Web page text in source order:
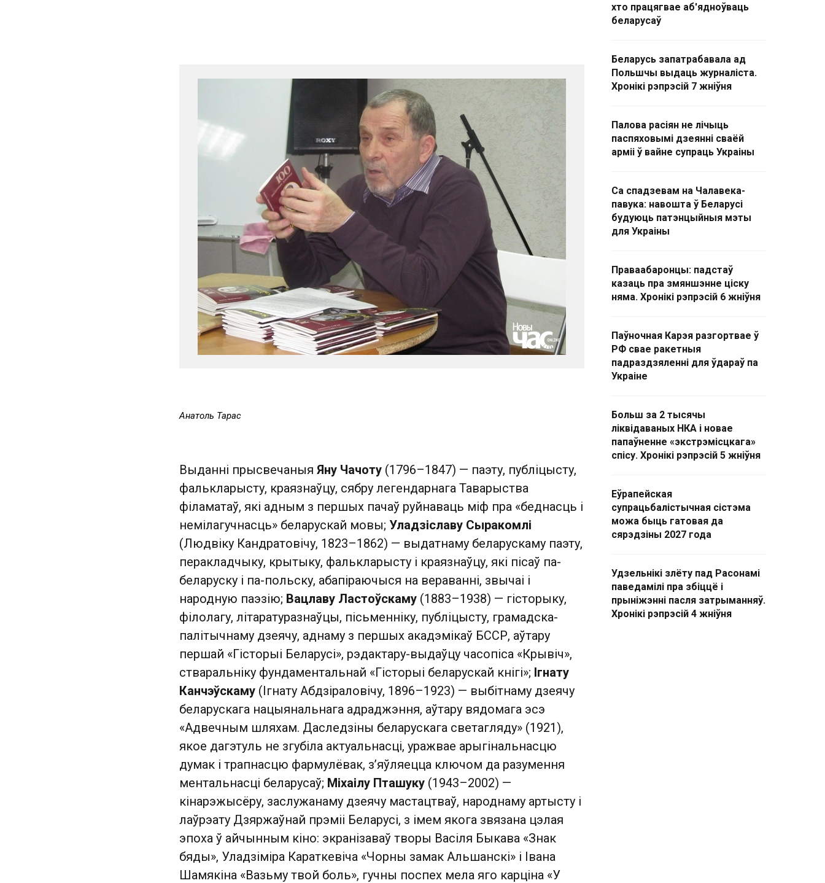
Анатоль Тарас
Выданні прысвечаныя Яну Чачоту (1796–1847) — паэту, публіцысту,
фалькларысту, краязнаўцу, сябру легендарнага Таварыства
філаматаў, які адным з першых пачаў руйнаваць міф пра «беднасць і
немілагучнасць» беларускай мовы; Уладзіславу Сыракомлі
(Людвіку Кандратовічу, 1823–1862) — выдатнаму беларускаму паэту,
перакладчыку, крытыку, фалькларысту і краязнаўцу, які пісаў па-
беларуску і па-польску, абапіраючыся на вераванні, звычаі і
народную паэзію; Вацлаву Ластоўскаму (1883–1938) — гісторыку,
філолагу, літаратуразнаўцы, пісьменніку, публіцысту, грамадска-
палітычнаму дзеячу, аднаму з першых акадэмікаў БССР, аўтару
першай «Гісторыі Беларусі», рэдактару-выдаўцу часопіса «Крывіч»,
стваральніку фундаментальнай «Гісторыі беларускай кнігі»; Ігнату
Канчэўскаму (Ігнату Абдзіраловічу, 1896–1923) — выбітнаму дзеячу
беларускага нацыянальнага адраджэння, аўтару вядомага эсэ
«Адвечным шляхам. Даследзіны беларускага светагляду» (1921),
якое дагэтуль не згубіла актуальнасці, уражвае арыгінальнасцю
думак і трапнасцю фармулёвак, з’яўляецца ключом да разумення
ментальнасці беларусаў; Міхаілу Пташуку (1943–2002) —
кінарэжысёру, заслужанаму дзеячу мастацтваў, народнаму артысту і
лаўрэату Дзяржаўнай прэміі Беларусі, з імем якога звязана цэлая
эпоха ў айчынным кіно: экранізаваў творы Васіля Быкава «Знак
бяды», Уладзіміра Караткевіча «Чорны замак Альшанскі» і Івана
Шамякіна «Вазьму твой боль», гучны поспех мела яго карціна «У
хто працягвае аб'ядноўваць
беларусаў
Беларусь запатрабавала ад
Польшчы выдаць журналіста.
Хронікі рэпрэсій 7 жніўня
Палова расіян не лічыць
паспяховымі дзеянні сваёй
арміі ў вайне супраць Украіны
Са спадзевам на Чалавека-
павука: навошта ў Беларусі
будуюць патэнцыйныя мэты
для Украіны
Праваабаронцы: падстаў
казаць пра змяншэнне ціску
няма. Хронікі рэпрэсій 6 жніўня
Паўночная Карэя разгортвае ў
РФ свае ракетныя
падраздзяленні для ўдараў па
Украіне
Больш за 2 тысячы
ліквідаваных НКА і новае
папаўненне «экстрэмісцкага»
спісу. Хронікі рэпрэсій 5 жніўня
Еўрапейская
супрацьбалістычная сістэма
можа быць гатовая да
сярэдзіны 2027 года
Удзельнікі злёту пад Расонамі
паведамілі пра збіццё і
прыніжэнні пасля затрыманняў.
Хронікі рэпрэсій 4 жніўня